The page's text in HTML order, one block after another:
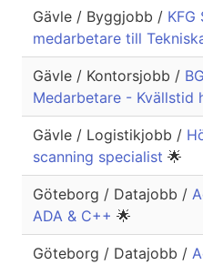
Gävle / Byggjobb / KFG
medarbetare till
Gävle / Kontorsjobb /
Medarbetare - Kvällstid
Gävle / Logistikjobb /
scanning specialist 🌟
Göteborg / Datajobb /
ADA & C++ 🌟
Göteborg / Datajobb /